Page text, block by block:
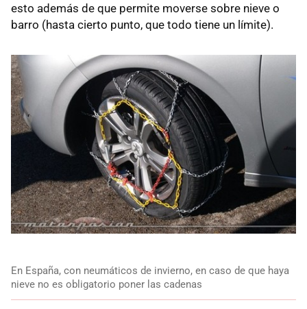
esto además de que permite moverse sobre nieve o
barro (hasta cierto punto, que todo tiene un límite).
En España, con neumáticos de invierno, en caso de que haya
nieve no es obligatorio poner las cadenas